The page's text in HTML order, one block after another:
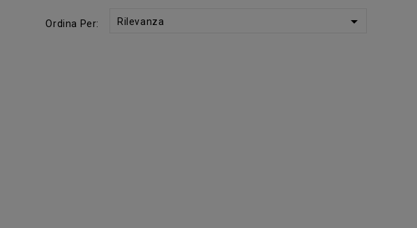
Ordina Per: Rilevanza 